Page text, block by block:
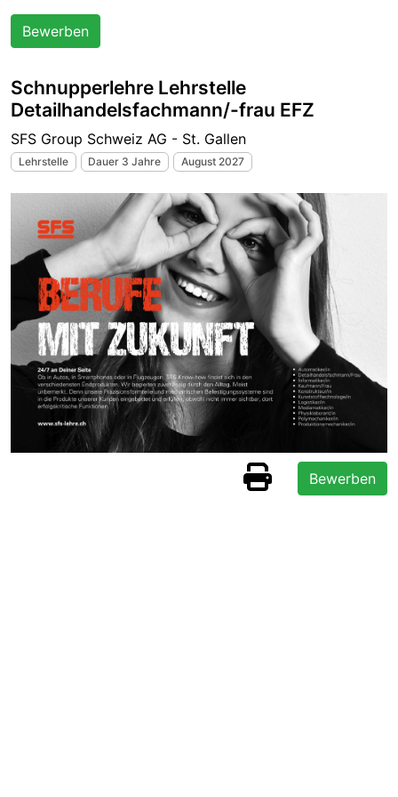
Bewerben
Schnupperlehre Lehrstelle
Detailhandelsfachmann/-frau EFZ
SFS Group Schweiz AG - St. Gallen
Lehrstelle Dauer 3 Jahre August 2027
Bewerben